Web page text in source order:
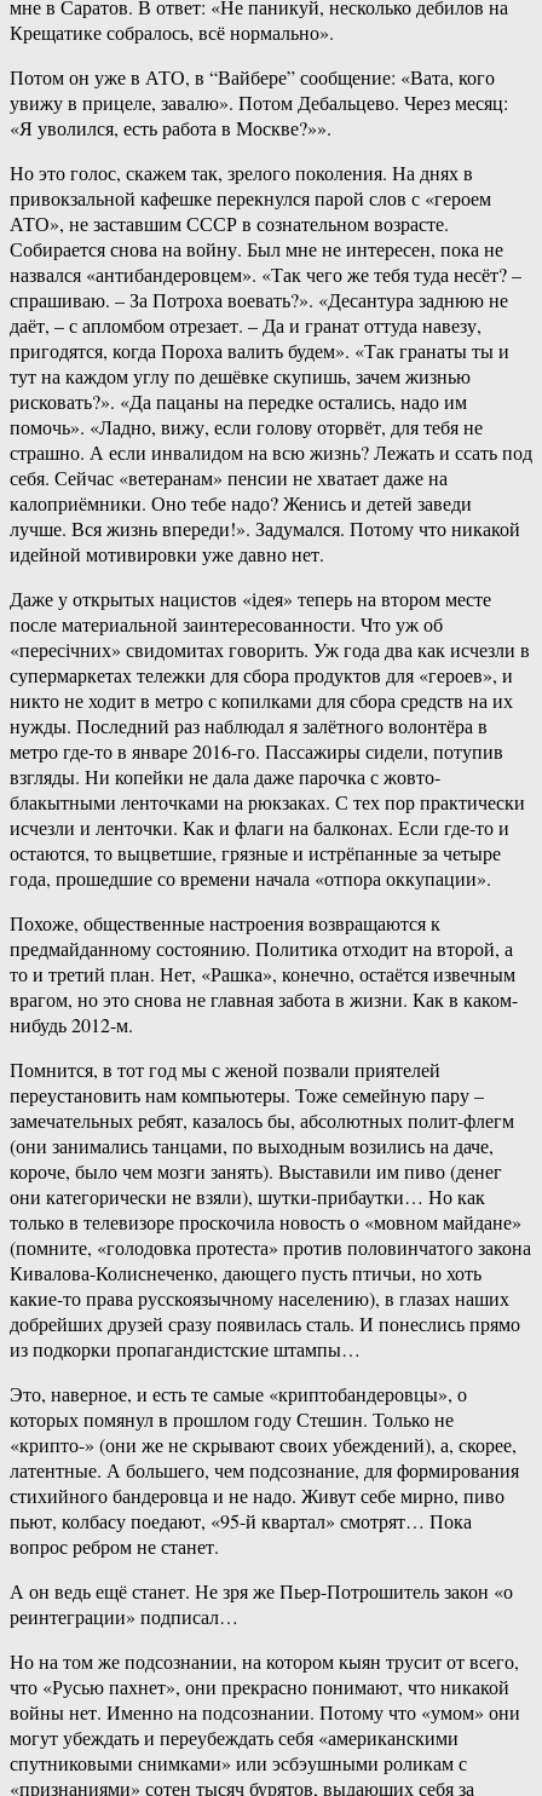
мне в Саратов. В ответ: «Не паникуй, несколько дебилов на
Крещатике собралось, всё нормально».
Потом он уже в АТО, в “Вайбере” сообщение: «Вата, кого
увижу в прицеле, завалю». Потом Дебальцево. Через месяц:
«Я уволился, есть работа в Москве?»».
Но это голос, скажем так, зрелого поколения. На днях в
привокзальной кафешке перекнулся парой слов с «героем
АТО», не заставшим СССР в сознательном возрасте.
Собирается снова на войну. Был мне не интересен, пока не
назвался «антибандеровцем». «Так чего же тебя туда несёт? –
спрашиваю. – За Потроха воевать?». «Десантура заднюю не
даёт, – с апломбом отрезает. – Да и гранат оттуда навезу,
пригодятся, когда Пороха валить будем». «Так гранаты ты и
тут на каждом углу по дешёвке скупишь, зачем жизнью
рисковать?». «Да пацаны на передке остались, надо им
помочь». «Ладно, вижу, если голову оторвёт, для тебя не
страшно. А если инвалидом на всю жизнь? Лежать и ссать под
себя. Сейчас «ветеранам» пенсии не хватает даже на
калоприёмники. Оно тебе надо? Женись и детей заведи
лучше. Вся жизнь впереди!». Задумался. Потому что никакой
идейной мотивировки уже давно нет.
Даже у открытых нацистов «ідея» теперь на втором месте
после материальной заинтересованности. Что уж об
«пересічних» свидомитах говорить. Уж года два как исчезли в
супермаркетах тележки для сбора продуктов для «героев», и
никто не ходит в метро с копилками для сбора средств на их
нужды. Последний раз наблюдал я залётного волонтёра в
метро где-то в январе 2016-го. Пассажиры сидели, потупив
взгляды. Ни копейки не дала даже парочка с жовто-
блакытными ленточками на рюкзаках. С тех пор практически
исчезли и ленточки. Как и флаги на балконах. Если где-то и
остаются, то выцветшие, грязные и истрёпанные за четыре
года, прошедшие со времени начала «отпора оккупации».
Похоже, общественные настроения возвращаются к
предмайданному состоянию. Политика отходит на второй, а
то и третий план. Нет, «Рашка», конечно, остаётся извечным
врагом, но это снова не главная забота в жизни. Как в каком-
нибудь 2012-м.
Помнится, в тот год мы с женой позвали приятелей
переустановить нам компьютеры. Тоже семейную пару –
замечательных ребят, казалось бы, абсолютных полит-флегм
(они занимались танцами, по выходным возились на даче,
короче, было чем мозги занять). Выставили им пиво (денег
они категорически не взяли), шутки-прибаутки… Но как
только в телевизоре проскочила новость о «мовном майдане»
(помните, «голодовка протеста» против половинчатого закона
Кивалова-Колиснеченко, дающего пусть птичьи, но хоть
какие-то права русскоязычному населению), в глазах наших
добрейших друзей сразу появилась сталь. И понеслись прямо
из подкорки пропагандистские штампы…
Это, наверное, и есть те самые «криптобандеровцы», о
которых помянул в прошлом году Стешин. Только не
«крипто-» (они же не скрывают своих убеждений), а, скорее,
латентные. А большего, чем подсознание, для формирования
стихийного бандеровца и не надо. Живут себе мирно, пиво
пьют, колбасу поедают, «95-й квартал» смотрят… Пока
вопрос ребром не станет.
А он ведь ещё станет. Не зря же Пьер-Потрошитель закон «о
реинтеграции» подписал…
Но на том же подсознании, на котором кыян трусит от всего,
что «Русью пахнет», они прекрасно понимают, что никакой
войны нет. Именно на подсознании. Потому что «умом» они
могут убеждать и переубеждать себя «американскими
спутниковыми снимками» или эсбэушными роликам с
«признаниями» сотен тысяч бурятов, выдающих себя за